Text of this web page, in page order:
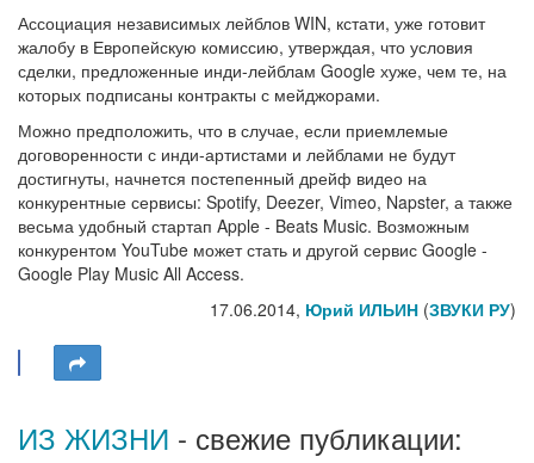
Ассоциация независимых лейблов WIN, кстати, уже готовит
жалобу в Европейскую комиссию, утверждая, что условия
сделки, предложенные инди-лейблам Google хуже, чем те, на
которых подписаны контракты с мейджорами.
Можно предположить, что в случае, если приемлемые
договоренности с инди-артистами и лейблами не будут
достигнуты, начнется постепенный дрейф видео на
конкурентные сервисы: Spotify, Deezer, Vimeo, Napster, а также
весьма удобный стартап Apple - Beats Music. Возможным
конкурентом YouTube может стать и другой сервис Google -
Google Play Music All Access.
17.06.2014, Юрий ИЛЬИН (ЗВУКИ РУ)
ИЗ ЖИЗНИ - свежие публикации: